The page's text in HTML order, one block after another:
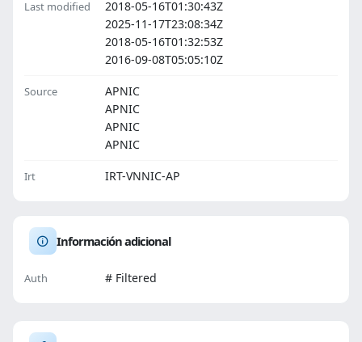
Last modified
2018-05-16T01:30:43Z
2025-11-17T23:08:34Z
2018-05-16T01:32:53Z
2016-09-08T05:05:10Z
Source
APNIC
APNIC
APNIC
APNIC
Irt IRT-VNNIC-AP
Información adicional
Auth # Filtered